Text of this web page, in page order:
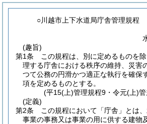
○川越市上下水道局庁舎管理規程
(趣旨)
第1条
この規程は、別に定めるものを
理する庁舎における秩序の維持、災害
つて公務の円滑かつ適正な執行を確保
項を定めるものとする。
(平15(上)管理規程9・令元(上)
(定義)
第2条
この規程において「庁舎」とは
事業の事務又は事業の用に供する建物